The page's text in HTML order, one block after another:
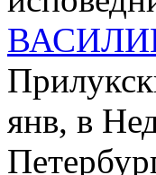
янв, в